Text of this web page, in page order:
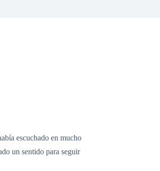
escuchado en mucho
un sentido para seguir